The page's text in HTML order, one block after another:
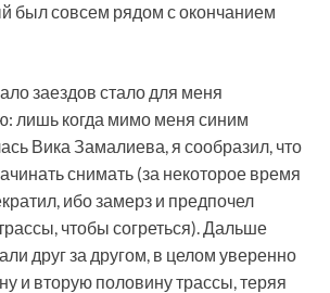
был совсем рядом с окончанием
заездов стало для меня
лишь когда мимо меня синим
Вика Замалиева, я сообразил, что
снимать (за некоторое время
ибо замерз и предпочел
чтобы согреться). Дальше
друг за другом, в целом уверенно
и вторую половину трассы, теряя